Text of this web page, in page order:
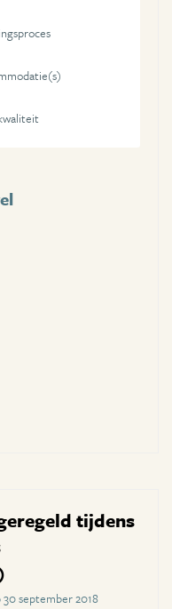
tijdens
30 september 2018